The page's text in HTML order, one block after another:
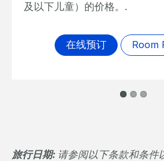
及以下儿童）的价格。.
在线预订 Room
旅行日期: 请参阅以下条款和条件